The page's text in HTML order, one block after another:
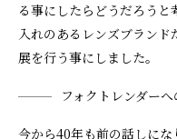
る事にしたらどうだろう
入れのあるレンズブラン
展を行う事にしました。
フォクトレンダー
今から40年も前の話しに